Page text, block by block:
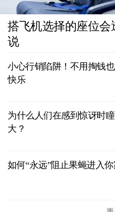
搭飞机选择的座位会
说
小心行销陷阱！不用掏钱
快乐
为什么人们在感到惊讶时
大？
如何“永远”阻止果蝇进入你